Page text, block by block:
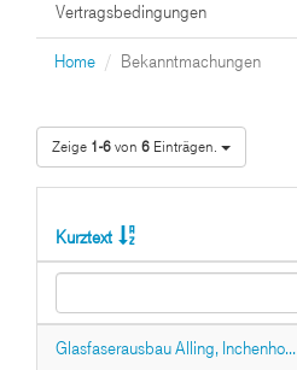
Vertragsbedingungen
Home Bekanntmachungen
Zeige 1-6von 6 Einträgen.
Kurztext
Glasfaserausbau Alling, Inchenho...